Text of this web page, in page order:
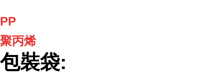
PP
聚丙烯
包裝袋: